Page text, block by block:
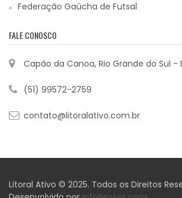
Federação Gaúcha de Futsal
FALE CONOSCO
Capão da Canoa, Rio Grande do Sul -
(51) 99572-2759
contato@litoralativo.com.br
Litoral Ativo © 2025. Todos os Direitos